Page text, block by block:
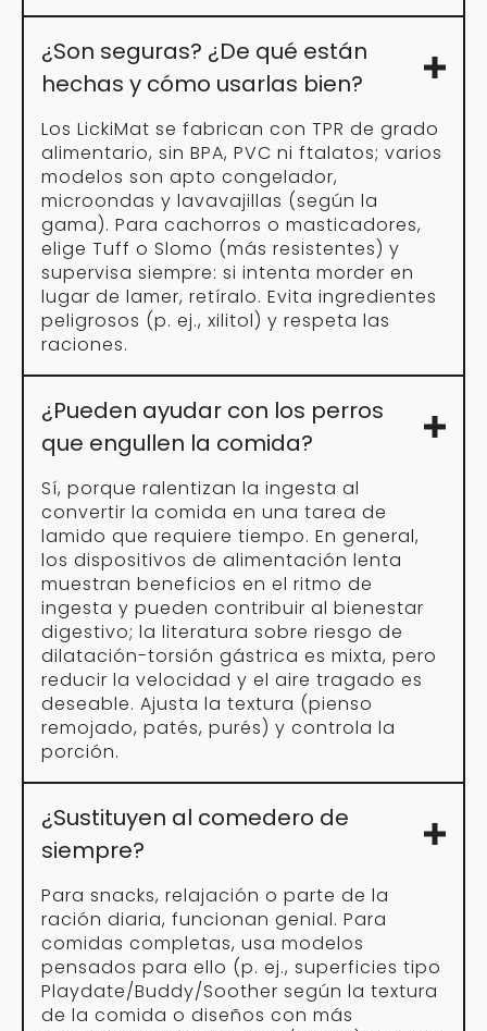
¿Son seguras? ¿De qué están
hechas y cómo usarlas bien?
Los LickiMat se fabrican con TPR de grado
alimentario, sin BPA, PVC ni ftalatos; varios
modelos son apto congelador,
microondas y lavavajillas (según la
gama). Para cachorros o masticadores,
elige Tuff o Slomo (más resistentes) y
supervisa siempre: si intenta morder en
lugar de lamer, retíralo. Evita ingredientes
peligrosos (p. ej., xilitol) y respeta las
raciones.
¿Pueden ayudar con los perros
que engullen la comida?
Sí, porque ralentizan la ingesta al
convertir la comida en una tarea de
lamido que requiere tiempo. En general,
los dispositivos de alimentación lenta
muestran beneficios en el ritmo de
ingesta y pueden contribuir al bienestar
digestivo; la literatura sobre riesgo de
dilatación-torsión gástrica es mixta, pero
reducir la velocidad y el aire tragado es
deseable. Ajusta la textura (pienso
remojado, patés, purés) y controla la
porción.
¿Sustituyen al comedero de
siempre?
Para snacks, relajación o parte de la
ración diaria, funcionan genial. Para
comidas completas, usa modelos
pensados para ello (p. ej., superficies tipo
Playdate/Buddy/Soother según la textura
de la comida o diseños con más